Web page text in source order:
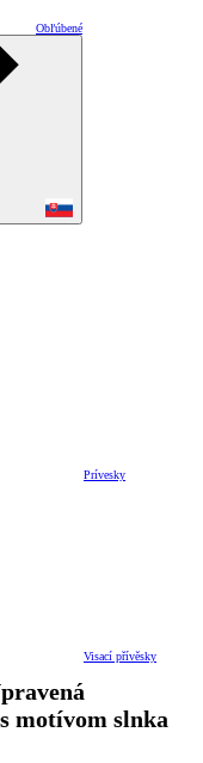
Obľúbené
Prívesky
Visací přívěsky
motívom slnka